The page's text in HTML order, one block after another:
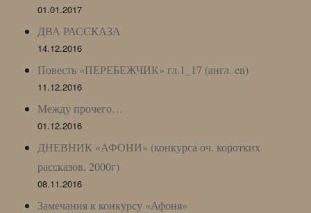
01.01.2017
ДВА РАССКАЗА
14.12.2016
Повесть «ПЕРЕБЕЖЧИК» гл.1_17 (англ. en)
11.12.2016
Между прочего…
01.12.2016
ДНЕВНИК «АФОНИ» (конкурса оч. коротких
рассказов, 2000г)
08.11.2016
Замечания к конкурсу «Афоня»